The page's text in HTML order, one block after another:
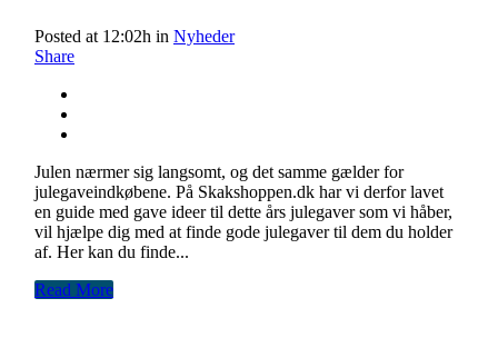
Posted at 12:02h in Nyheder
Share
Julen nærmer sig langsomt, og det samme gælder for
julegaveindkøbene. På Skakshoppen.dk har vi derfor lavet
en guide med gave ideer til dette års julegaver som vi håber,
vil hjælpe dig med at finde gode julegaver til dem du holder
af. Her kan du finde...
Read More